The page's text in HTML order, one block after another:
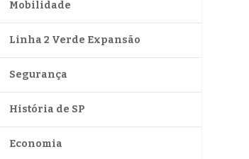
Mobilidade
Linha 2 Verde Expansão
Segurança
História de SP
Economia